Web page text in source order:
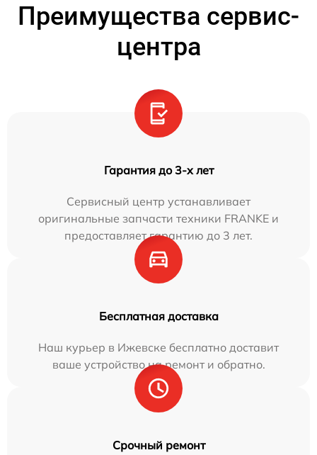
Преимущества сервис-
центра
Гарантия до 3-х лет
Сервисный центр устанавливает
оригинальные запчасти техники FRANKE и
предоставляет гарантию до 3 лет.
Бесплатная доставка
Наш курьер в Ижевске бесплатно доставит
ваше устройство на ремонт и обратно.
Срочный ремонт